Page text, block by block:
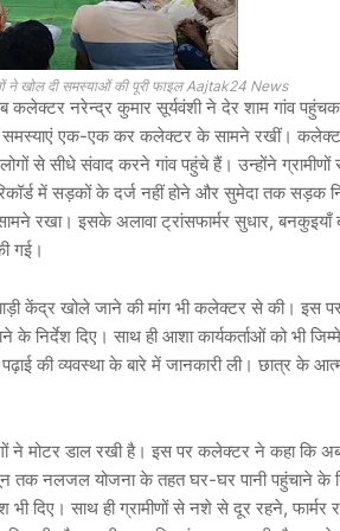
ने खोल दी समस्याओं की पूरी फाइल Aajtak24 News
कलेक्टर नरेन्द्र कुमार सूर्यवंशीने देर शाम गांव
समस्याएं एक-एक कर कलेक्टर के सामने रखीं।
से सीधे संवाद करने गांव पहुंचे हैं। उन्होंने
में सड़कों के दर्ज नहीं होने और सुमेदा तक सड़क
रखा। इसके अलावा ट्रांसफार्मर सुधार,
गई।
केंद्र खोले जाने की मांग भी कलेक्टर से की। इस
के निर्देश दिए। साथ ही आशा कार्यकर्ताओं को भी
की व्यवस्था के बारे में जानकारी ली। छात्र के
ने मोटर डाल रखी है। इस पर कलेक्टर ने कहा कि अब
तक नलजल योजना के तहत घर-घर पानी पहुंचाने के
दिए। साथ ही ग्रामीणों से नशे से दूर रहने, फार्मर